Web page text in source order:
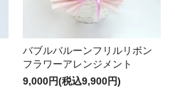
バブルバルーンフリルリボン
フラワーアレンジメント
9,000円(税込9,900円)